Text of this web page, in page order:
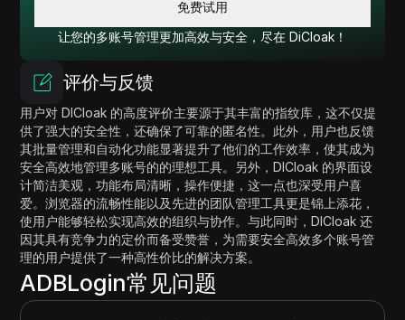
免费试用
让您的多账号管理更加高效与安全，尽在 DiCloak！
评价与反馈
用户对 DICloak 的高度评价主要源于其丰富的指纹库，这不仅提
供了强大的安全性，还确保了可靠的匿名性。此外，用户也反馈
其批量管理和自动化功能显著提升了他们的工作效率，使其成为
安全高效地管理多账号的的理想工具。另外，DICloak 的界面设
计简洁美观，功能布局清晰，操作便捷，这一点也深受用户喜
爱。浏览器的流畅性能以及先进的团队管理工具更是锦上添花，
使用户能够轻松实现高效的组织与协作。与此同时，DICloak 还
因其具有竞争力的定价而备受赞誉，为需要安全高效多个账号管
理的用户提供了一种高性价比的解决方案。
ADBLogin常见问题